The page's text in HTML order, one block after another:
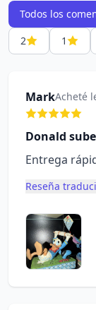
Todos los
2
1
MarkAcheté
Donald
Entrega
Reseña